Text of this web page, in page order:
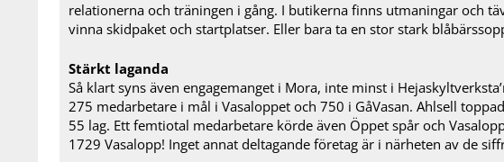
relationerna och träningen i gång. I butikerna finns utmaningar och
vinna skidpaket och startplatser. Eller bara ta en stor stark
Stärkt laganda
Så klart syns även engagemanget i Mora, inte minst i
275 medarbetare i mål i Vasaloppet och 750 i GåVasan. Ahlsell
55 lag. Ett femtiotal medarbetare körde även Öppet spår och
1729 Vasalopp! Inget annat deltagande företag är i närheten av de